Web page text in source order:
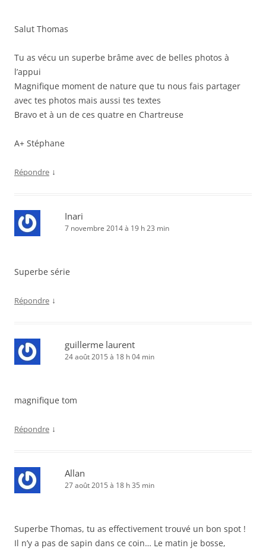
Salut Thomas
Tu as vécu un superbe brâme avec de belles photos à
l’appui
Magnifique moment de nature que tu nous fais partager
avec tes photos mais aussi tes textes
Bravo et à un de ces quatre en Chartreuse
A+ Stéphane
Répondre ↓
Inari
7 novembre 2014 à 19 h 23 min
Superbe série
Répondre ↓
guillerme laurent
24 août 2015 à 18 h 04 min
magnifique tom
Répondre ↓
Allan
27 août 2015 à 18 h 35 min
Superbe Thomas, tu as effectivement trouvé un bon spot !
Il n’y a pas de sapin dans ce coin… Le matin je bosse,